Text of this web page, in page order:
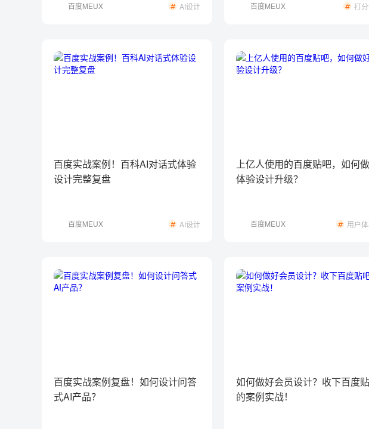
百度MEUX AI设计 百度MEUX 打
百度实战案例！百科AI对话式体验
设计完整复盘
百度MEUX AI设计
上亿人使用的百度贴吧，如何
体验设计升级？
百度MEUX
用户
百度实战案例复盘！如何设计问答
式AI产品？
如何做好会员设计？收下百度
的案例实战！